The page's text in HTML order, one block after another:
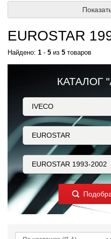
EUROSTAR
Найдено: 1 - 5 из 5 товаров
КАТАЛОГ